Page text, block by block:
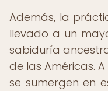
Además, la
llevado a un
sabiduría
de las Américas.
se sumergen en